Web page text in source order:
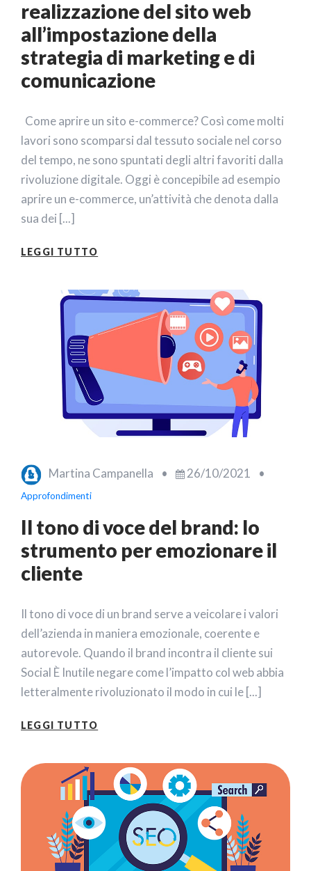
realizzazione del sito web
all’impostazione della
strategia di marketing e di
comunicazione
Come aprire un sito e-commerce? Così come molti
lavori sono scomparsi dal tessuto sociale nel corso
del tempo, ne sono spuntati degli altri favoriti dalla
rivoluzione digitale. Oggi è concepibile ad esempio
aprire un e-commerce, un’attività che denota dalla
sua dei [...]
LEGGI TUTTO
Martina Campanella • 26/10/2021 •
Approfondimenti
Il tono di voce del brand: lo
strumento per emozionare il
cliente
Il tono di voce di un brand serve a veicolare i valori
dell’azienda in maniera emozionale, coerente e
autorevole. Quando il brand incontra il cliente sui
Social È Inutile negare come l’impatto col web abbia
letteralmente rivoluzionato il modo in cui le [...]
LEGGI TUTTO